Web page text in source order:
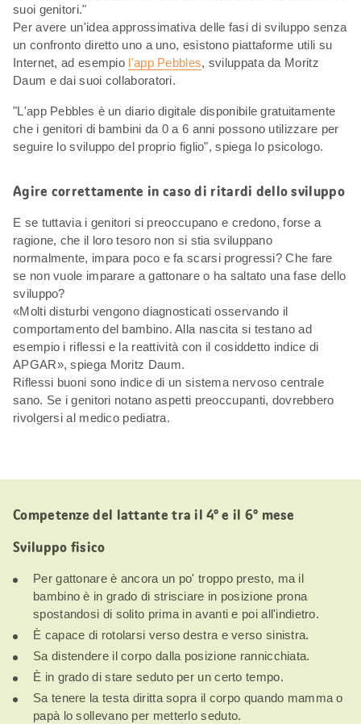
suoi genitori."
Per avere un'idea approssimativa delle fasi di sviluppo senza
un confronto diretto uno a uno, esistono piattaforme utili su
Internet, ad esempio l'app Pebbles, sviluppata da Moritz
Daum e dai suoi collaboratori.
"L'app Pebbles è un diario digitale disponibile gratuitamente
che i genitori di bambini da 0 a 6 anni possono utilizzare per
seguire lo sviluppo del proprio figlio", spiega lo psicologo.
Agire correttamente in caso di ritardi dello sviluppo
E se tuttavia i genitori si preoccupano e credono, forse a
ragione, che il loro tesoro non si stia sviluppano
normalmente, impara poco e fa scarsi progressi? Che fare
se non vuole imparare a gattonare o ha saltato una fase dello
sviluppo?
«Molti disturbi vengono diagnosticati osservando il
comportamento del bambino. Alla nascita si testano ad
esempio i riflessi e la reattività con il cosiddetto indice di
APGAR», spiega Moritz Daum.
Riflessi buoni sono indice di un sistema nervoso centrale
sano. Se i genitori notano aspetti preoccupanti, dovrebbero
rivolgersi al medico pediatra.
Competenze del lattante tra il 4° e il 6° mese
Sviluppo fisico
Per gattonare è ancora un po' troppo presto, ma il
bambino è in grado di strisciare in posizione prona
spostandosi di solito prima in avanti e poi all'indietro.
È capace di rotolarsi verso destra e verso sinistra.
Sa distendere il corpo dalla posizione rannicchiata.
È in grado di stare seduto per un certo tempo.
Sa tenere la testa diritta sopra il corpo quando mamma o
papà lo sollevano per metterlo seduto.